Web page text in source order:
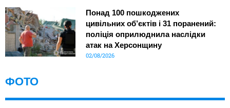
Понад 100 пошкоджених
цивільних об’єктів і 31 поранений:
поліція оприлюднила наслідки
атак на Херсонщину
02/08/2026
ФОТО